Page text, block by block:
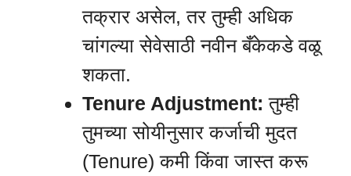
तक्रार असेल, तर तुम्ही अधिक
चांगल्या सेवेसाठी नवीन बँकेकडे वळू
शकता.
Tenure Adjustment: तुम्ही
तुमच्या सोयीनुसार कर्जाची मुदत
(Tenure) कमी किंवा जास्त करू